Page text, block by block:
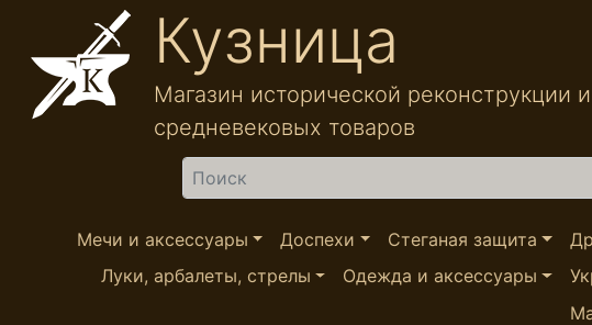
Перейти к основному содержанию
Кузница
Магазин исторической реконструкции и
средневековых товаров
Найти
Мечи и аксессуары Доспехи Стеганая защита
Луки, арбалеты, стрелы
Одежда и аксессуары